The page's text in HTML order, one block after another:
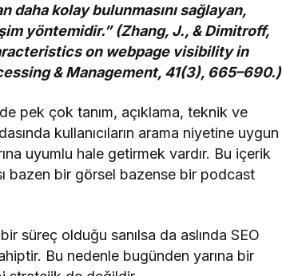
daha kolay bulunmasını sağlayan,
yöntemidir.” (Zhang, J., & Dimitroff,
on webpage visibility in
& Management, 41(3), 665–690.)
pek çok tanım, açıklama, teknik ve
kullanıcıların arama niyetine uygun
uyumlu hale getirmek vardır. Bu içerik
bazen bir görsel bazense bir podcast
süreç olduğu sanılsa da aslında SEO
Bu nedenle bugünden yarına bir